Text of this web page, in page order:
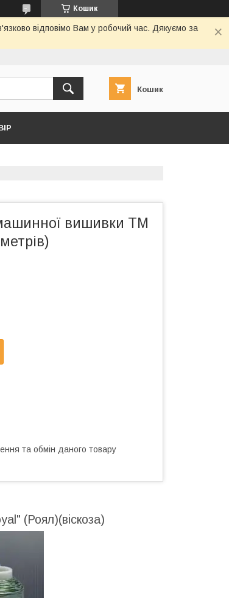
Кошик
відповімо Вам у робочий час. Дякуємо за
Кошик
вишивки ТМ
та обмін даного товару
(Роял)(віскоза)